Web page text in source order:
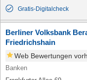
Gratis-Digitalcheck
Berliner Volksbank
Friedrichshain
Web Bewertungen
Banken